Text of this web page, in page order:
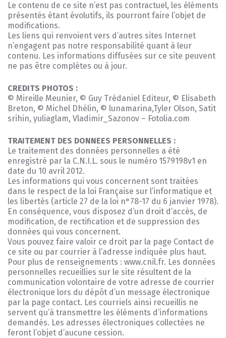
Le contenu de ce site n’est pas contractuel, les éléments
présentés étant évolutifs, ils pourront faire l’objet de
modifications.
Les liens qui renvoient vers d’autres sites Internet
n’engagent pas notre responsabilité quant à leur
contenu. Les informations diffusées sur ce site peuvent
ne pas être complètes ou à jour.
CREDITS PHOTOS :
© Mireille Meunier, © Guy Trédaniel Editeur, © Elisabeth
Breton, © Michel Dhélin, © lunamarina,Tyler Olson, Satit
srihin, yuliaglam, Vladimir_Sazonov – Fotolia.com
TRAITEMENT DES DONNEES PERSONNELLES :
Le traitement des données personnelles a été
enregistré par la C.N.I.L. sous le numéro 1579198v1 en
date du 10 avril 2012.
Les informations qui vous concernent sont traitées
dans le respect de la loi Française sur l’informatique et
les libertés (article 27 de la loi n°78-17 du 6 janvier 1978).
En conséquence, vous disposez d’un droit d’accès, de
modification, de rectification et de suppression des
données qui vous concernent.
Vous pouvez faire valoir ce droit par la page Contact de
ce site ou par courrier à l’adresse indiquée plus haut.
Pour plus de renseignements : www.cnil.fr. Les données
personnelles recueillies sur le site résultent de la
communication volontaire de votre adresse de courrier
électronique lors du dépôt d’un message électronique
par la page contact. Les courriels ainsi recueillis ne
servent qu’à transmettre les éléments d’informations
demandés. Les adresses électroniques collectées ne
feront l’objet d’aucune cession.